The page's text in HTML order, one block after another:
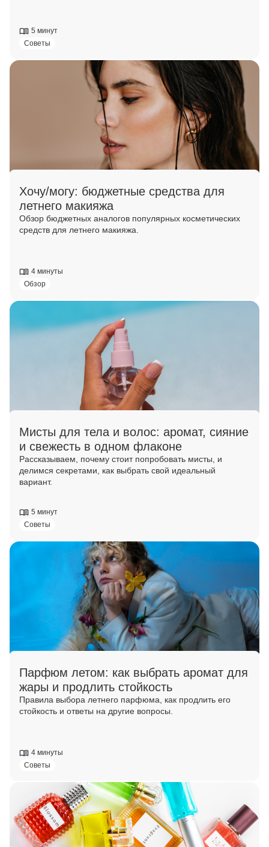
5 минут
Советы
Хочу/могу: бюджетные средства для
летнего макияжа
Обзор бюджетных аналогов популярных косметических
средств для летнего макияжа.
4 минуты
Обзор
Мисты для тела и волос: аромат, сияние
и свежесть в одном флаконе
Рассказываем, почему стоит попробовать мисты, и
делимся секретами, как выбрать свой идеальный
вариант.
5 минут
Советы
Парфюм летом: как выбрать аромат для
жары и продлить стойкость
Правила выбора летнего парфюма, как продлить его
стойкость и ответы на другие вопросы.
4 минуты
Советы